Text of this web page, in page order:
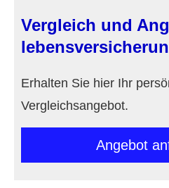
Vergleich und
Erhalten Sie hier Ihr
Vergleichsangebot.
An­ge­bot